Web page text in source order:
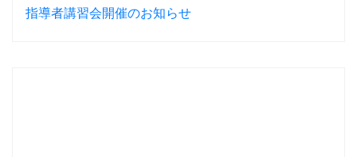
指導者講習会開催のお知らせ